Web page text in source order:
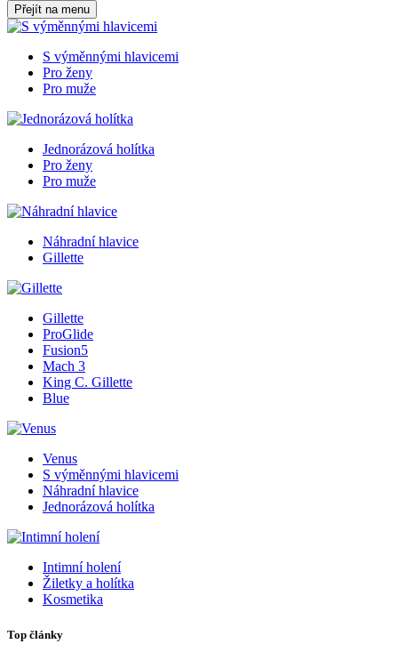
Přejít na menu
S výměnnými hlavicemi
Pro ženy
Pro muže
Jednorázová holítka
Pro ženy
Pro muže
Náhradní hlavice
Gillette
Gillette
ProGlide
Fusion5
Mach 3
King C. Gillette
Blue
Venus
S výměnnými hlavicemi
Náhradní hlavice
Jednorázová holítka
Intimní holení
Žiletky a holítka
Kosmetika
Top články